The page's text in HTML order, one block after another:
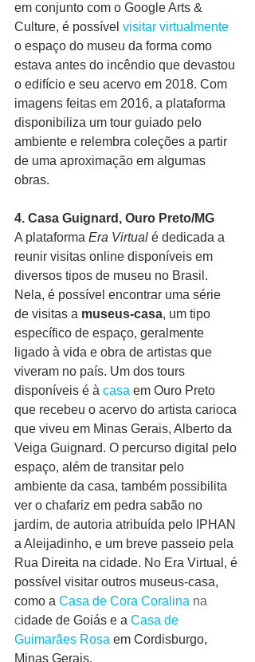
em conjunto com o Google Arts &
Culture, é possível visitar virtualmente
o espaço do museu da forma como
estava antes do incêndio que devastou
o edifício e seu acervo em 2018. Com
imagens feitas em 2016, a plataforma
disponibiliza um tour guiado pelo
ambiente e relembra coleções a partir
de uma aproximação em algumas
obras.
4. Casa Guignard, Ouro Preto/MG
A plataforma Era Virtual é dedicada a
reunir visitas online disponíveis em
diversos tipos de museu no Brasil.
Nela, é possível encontrar uma série
de visitas a museus-casa, um tipo
específico de espaço, geralmente
ligado à vida e obra de artistas que
viveram no país. Um dos tours
disponíveis é à casa em Ouro Preto
que recebeu o acervo do artista carioca
que viveu em Minas Gerais, Alberto da
Veiga Guignard. O percurso digital pelo
espaço, além de transitar pelo
ambiente da casa, também possibilita
ver o chafariz em pedra sabão no
jardim, de autoria atribuída pelo IPHAN
a Aleijadinho, e um breve passeio pela
Rua Direita na cidade. No Era Virtual, é
possível visitar outros museus-casa,
como a Casa de Cora Coralina na
cidade de Goiás e a Casa de
Guimarães Rosa em Cordisburgo,
Minas Gerais.